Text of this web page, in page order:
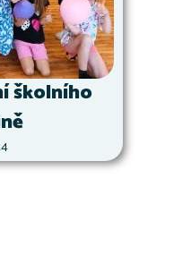
školního